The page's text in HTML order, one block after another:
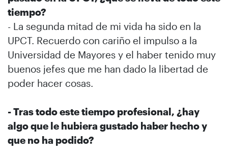
tiempo?
- La segunda mitad de mi vida ha sido en la
UPCT. Recuerdo con cariño el impulso a la
Universidad de Mayores y el haber tenido muy
buenos jefes que me han dado la libertad de
poder hacer cosas.
- Tras todo este tiempo profesional, ¿hay
algo que le hubiera gustado haber hecho y
que no ha podido?